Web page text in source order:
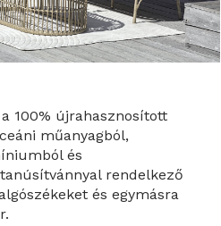
100% újrahasznosított
műanyagból,
és
rendelkező
és egymásra